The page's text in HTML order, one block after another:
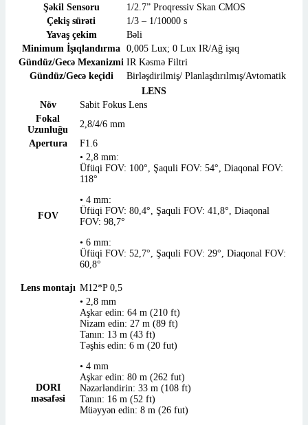
Şəkil Sensoru
1/2.7” Proqressiv Skan CMOS
Çekiş sürəti
1/3 – 1/10000 s
Yavaş çekim
Bəli
Minimum İşıqlandırma 0,005 Lux; 0 Lux IR/Ağ işıq
Gündüz/Gecə Mexanizmi IR Kəsmə Filtri
Gündüz/Gecə keçidi
Birləşdirilmiş/ Planlaşdırılmış/Avtomatik
LENS
Növ
Sabit Fokus Lens
Fokal
Uzunluğu
2,8/4/6 mm
Apertura
F1.6
FOV
• 2,8 mm:
Üfüqi FOV: 100°, Şaquli FOV: 54°, Diaqonal FOV:
118°
• 4 mm:
Üfüqi FOV: 80,4°, Şaquli FOV: 41,8°, Diaqonal
FOV: 98,7°
• 6 mm:
Üfüqi FOV: 52,7°, Şaquli FOV: 29°, Diaqonal FOV:
60,8°
Lens montajı M12*P 0,5
DORI
məsafəsi
• 2,8 mm
Aşkar edin: 64 m (210 ft)
Nizam edin: 27 m (89 ft)
Tanın: 13 m (43 ft)
Təşhis edin: 6 m (20 fut)
• 4 mm
Aşkar edin: 80 m (262 fut)
Nəzərləndirin: 33 m (108 ft)
Tanın: 16 m (52 ​​ft)
Müəyyən edin: 8 m (26 fut)